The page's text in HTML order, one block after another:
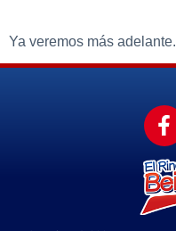
Ya veremos más adelante.